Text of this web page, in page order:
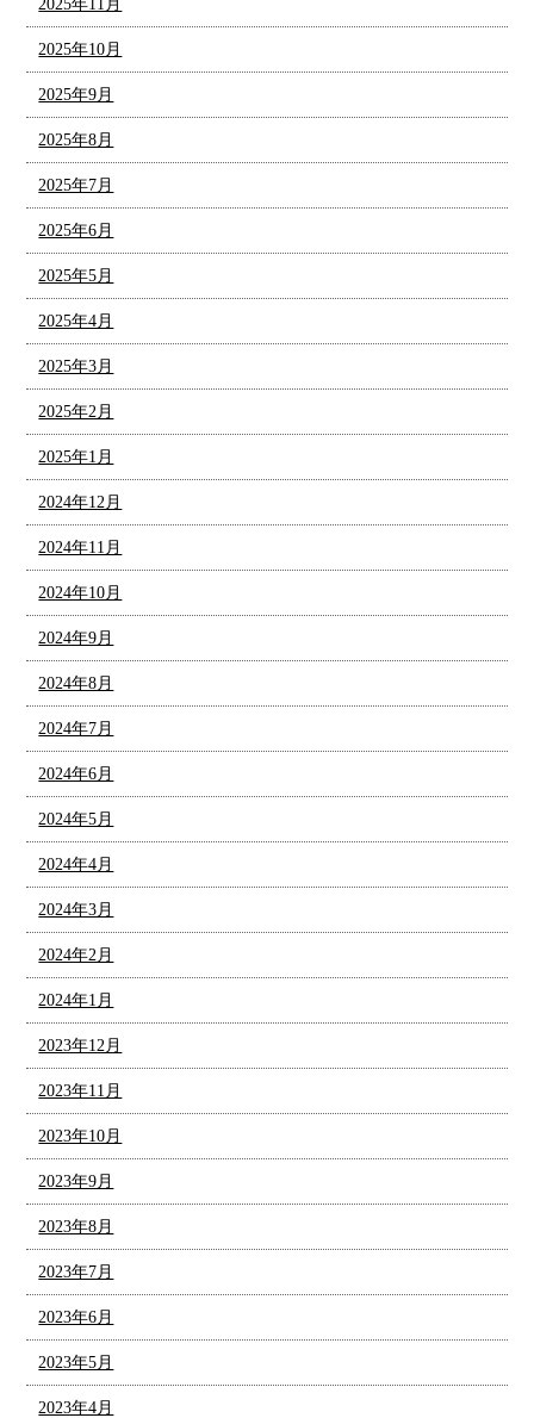
2025年11月
2025年10月
2025年9月
2025年8月
2025年7月
2025年6月
2025年5月
2025年4月
2025年3月
2025年2月
2025年1月
2024年12月
2024年11月
2024年10月
2024年9月
2024年8月
2024年7月
2024年6月
2024年5月
2024年4月
2024年3月
2024年2月
2024年1月
2023年12月
2023年11月
2023年10月
2023年9月
2023年8月
2023年7月
2023年6月
2023年5月
2023年4月